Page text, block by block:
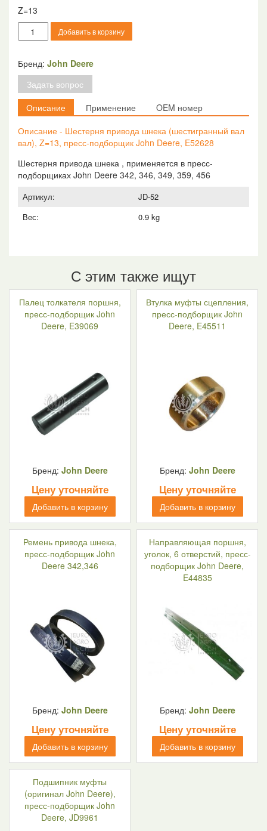
Z=13
Количество
товара
привода
шнека
(шестигранный
вал
вал),
пресс-
подборщик
John
Deere,
E52628
Добавить в корзину
Бренд: John Deere
Задать вопрос
Описание
Применение
OEM номер
Описание - Шестерня привода шнека (шестигранный вал
вал), Z=13, пресс-подборщик John Deere, E52628
Шестерня привода шнека , применяется в пресс-
подборщиках John Deere 342, 346, 349, 359, 456
Артикул:
JD-52
Вес:
0.9 kg
С этим также ищут
Палец толкателя поршня,
пресс-подборщик John
Deere, E39069
Бренд: John Deere
Цену уточняйте
Добавить в корзину
Втулка муфты сцепления,
пресс-подборщик John
Deere, E45511
Бренд: John Deere
Цену уточняйте
Добавить в корзину
Ремень привода шнека,
пресс-подборщик John
Deere 342,346
Бренд: John Deere
Цену уточняйте
Добавить в корзину
Направляющая поршня,
уголок, 6 отверстий, пресс-
подборщик John Deere,
E44835
Бренд: John Deere
Цену уточняйте
Добавить в корзину
Подшипник муфты
(оригинал John Deere),
пресс-подборщик John
Deere, JD9961